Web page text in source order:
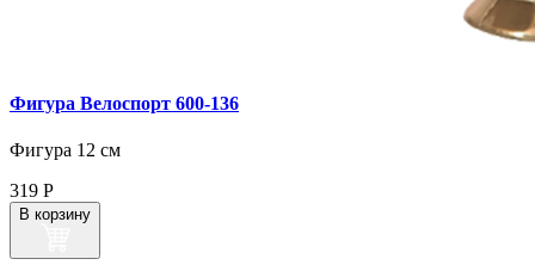
Фигура Велоспорт 600‑136
Фигура 12 см
319 Р
В корзину